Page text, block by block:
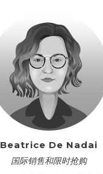
Beatrice De Nadai
国际销售和限时抢购